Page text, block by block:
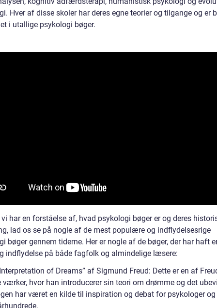
Hver af disse skoler har deres egne teorier og tilgange og er
i utallige psykologi bøger.
har en forståelse af, hvad psykologi bøger er og deres
lad os se på nogle af de mest populære og indflydelsesrige
bøger gennem tiderne. Her er nogle af de bøger, der har haft
indflydelse på både fagfolk og almindelige læsere:
of Dreams” af Sigmund Freud: Dette er en af
værker, hvor han introducerer sin teori om drømme og det
har været en kilde til inspiration og debat for psykologer